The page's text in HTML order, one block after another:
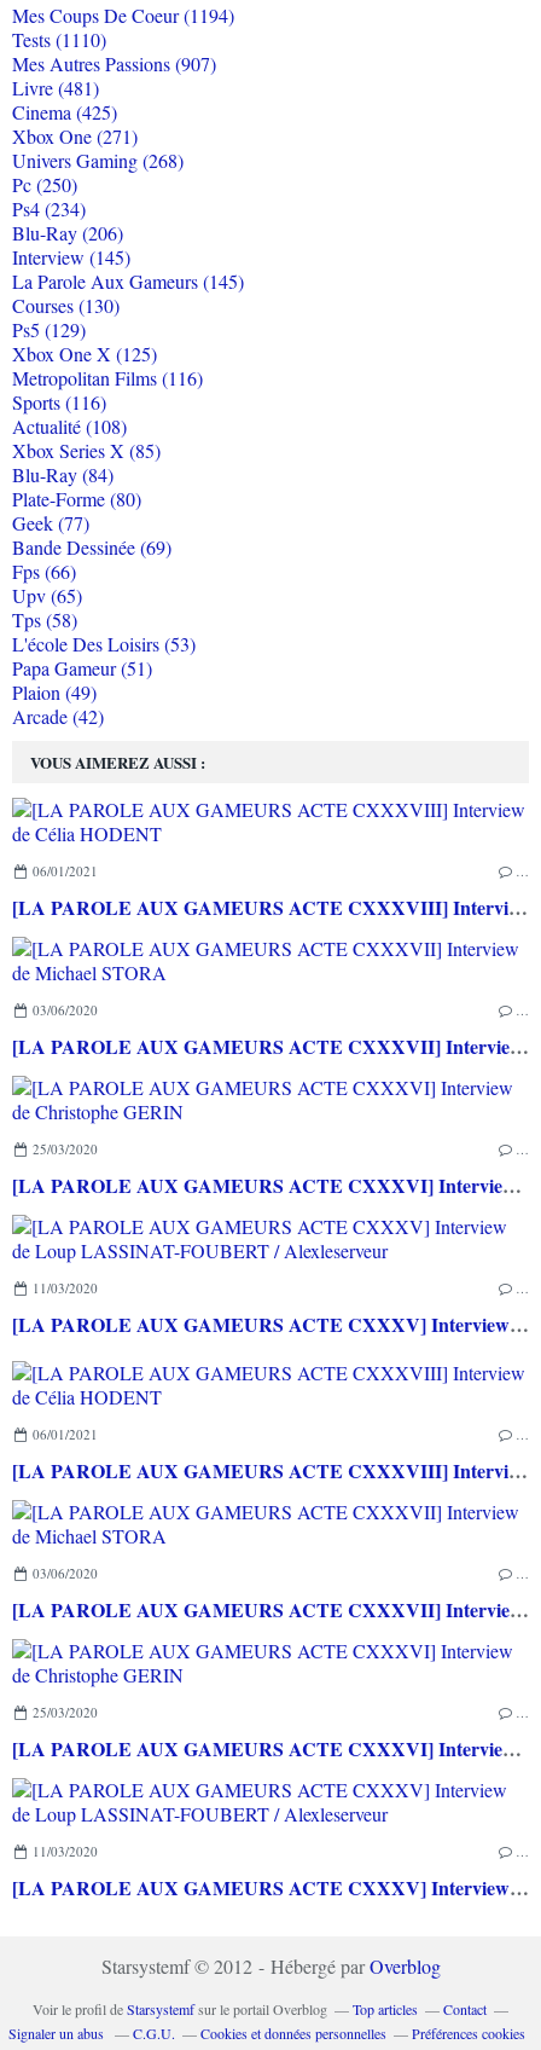
VOUS AIMEREZ AUSSI :
06/01/2021
[LA PAROLE AUX GAMEURS ACTE CXXXVIII] Interview de Célia HODENT
03/06/2020
[LA PAROLE AUX GAMEURS ACTE CXXXVII] Interview de Michael STORA
25/03/2020
[LA PAROLE AUX GAMEURS ACTE CXXXVI] Interview de Christophe GERIN
11/03/2020
[LA PAROLE AUX GAMEURS ACTE CXXXV] Interview de Loup LASSINAT-FOUBERT / Alexleserveur
06/01/2021
[LA PAROLE AUX GAMEURS ACTE CXXXVIII] Interview de Célia HODENT
03/06/2020
[LA PAROLE AUX GAMEURS ACTE CXXXVII] Interview de Michael STORA
25/03/2020
[LA PAROLE AUX GAMEURS ACTE CXXXVI] Interview de Christophe GERIN
11/03/2020
[LA PAROLE AUX GAMEURS ACTE CXXXV] Interview de Loup LASSINAT-FOUBERT / Alexleserveur
Mes Coups De Coeur (1194)
Tests (1110)
Mes Autres Passions (907)
Livre (481)
Cinema (425)
Xbox One (271)
Univers Gaming (268)
Pc (250)
Ps4 (234)
Blu-Ray (206)
Interview (145)
La Parole Aux Gameurs (145)
Courses (130)
Ps5 (129)
Xbox One X (125)
Metropolitan Films (116)
Sports (116)
Actualité (108)
Xbox Series X (85)
Blu-Ray (84)
Plate-Forme (80)
Geek (77)
Bande Dessinée (69)
Fps (66)
Upv (65)
Tps (58)
L'école Des Loisirs (53)
Papa Gameur (51)
Plaion (49)
Arcade (42)
Starsystemf © 2012 - Hébergé parOverblog
Voir le profil deStarsystemfsur le portail Overblog Top articles
Contact
Signaler un abus
C.G.U. Cookies et données personnelles Préférences cookies